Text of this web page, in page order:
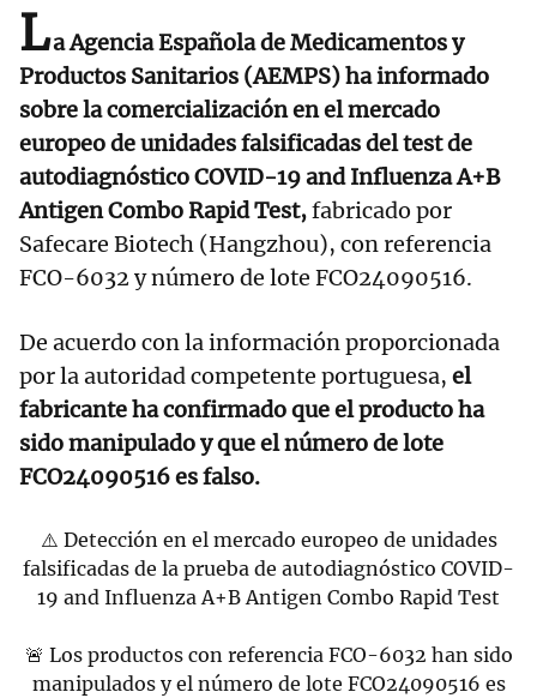
La Agencia Española de Medicamentos y
Productos Sanitarios (AEMPS) ha informado
sobre la comercialización en el mercado
europeo de unidades falsificadas del test de
autodiagnóstico COVID-19 and Influenza A+B
Antigen Combo Rapid Test,fabricado por
Safecare Biotech (Hangzhou), con referencia
FCO-6032 y número de lote FCO24090516.
De acuerdo con la información proporcionada
por la autoridad competente portuguesa, el
fabricante ha confirmado que el producto ha
sido manipulado y que el número de lote
FCO24090516 es falso.
⚠️ Detección en el mercado europeo de unidades
falsificadas de la prueba de autodiagnóstico COVID-
19 and Influenza A+B Antigen Combo Rapid Test
🚨 Los productos con referencia FCO-6032 han sido
manipulados y el número de lote FCO24090516 es